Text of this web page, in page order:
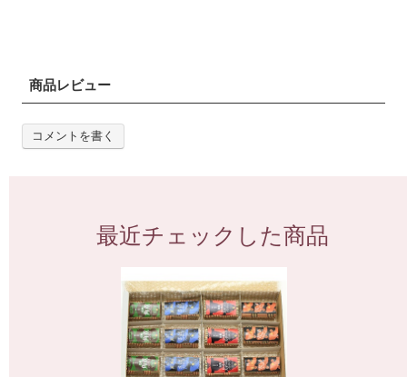
商品レビュー
コメントを書く
最近チェックした商品